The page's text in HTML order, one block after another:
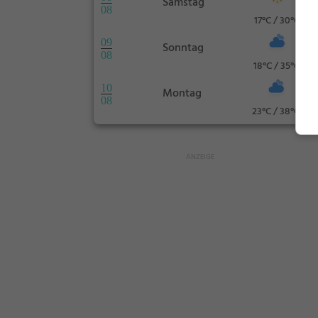
08
17°C / 30°C
09
08
Sonntag
18°C / 35°C
10
08
Montag
23°C / 38°C